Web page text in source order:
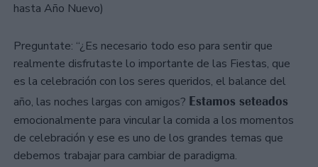
hasta Año Nuevo)
Preguntate: “¿Es necesario todo eso para sentir que
realmente disfrutaste lo importante de las Fiestas, que
es la celebración con los seres queridos, el balance del
año, las noches largas con amigos? Estamos seteados
emocionalmente para vincular la comida a los momentos
de celebración y ese es uno de los grandes temas que
debemos trabajar para cambiar de paradigma.